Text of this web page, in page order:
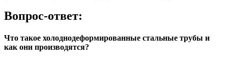
Вопрос-ответ:
Что такое холоднодеформированные стальные трубы и
как они производятся?